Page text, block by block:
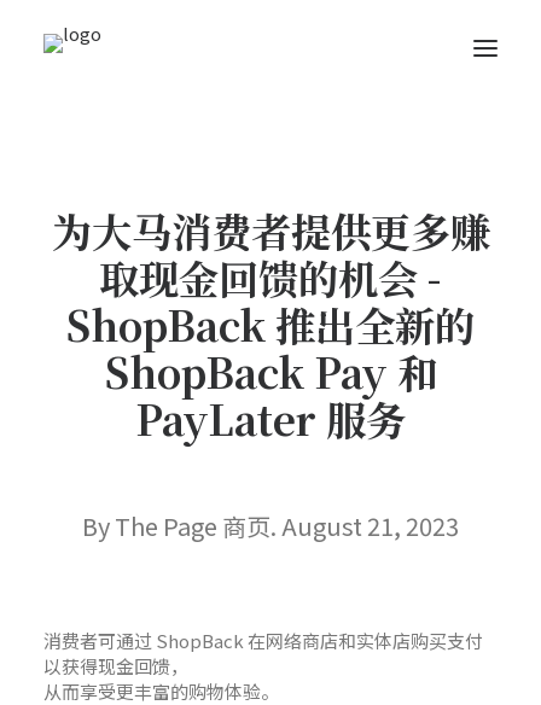
新闻内容
商页菁英
电子杂志
为大马消费者提供更多赚
取现金回馈的机会 -
ShopBack 推出全新的
ShopBack Pay 和
PayLater 服务
By The Page 商页. August 21, 2023
消费者可通过 ShopBack 在网络商店和实体店购买支付
以获得现金回馈，
从而享受更丰富的购物体验。